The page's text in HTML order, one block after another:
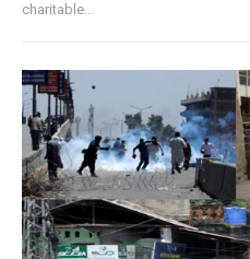
charitable...